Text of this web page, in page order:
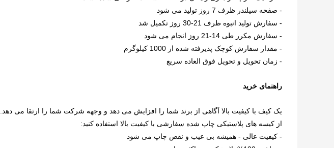
- صفحه سیلندر ظرف 7 روز تولید می شود
- سفارش تولید انبوه ظرف 21-30 روز تکمیل شد
- سفارش مکرر طی 14-21 روز انجام می شود
- مقدار سفارش کوچک پذیرفته شده از 1000 کیلوگرم
- زمان تحویل و تحویل فوق العاده سریع
راهنمای خرید
یک کیف با کیفیت بالا آگاهی از برند شما را افزایش می دهد و وجهه شرکت شما را ارتقا می دهد.
از کیسه های پلاستیکی چاپ شده سفارشی با کیفیت بالا استفاده کنید:
- کیفیت عالی - همیشه بی عیب و نقص چاپ می شود